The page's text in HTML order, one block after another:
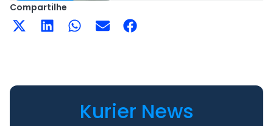
Compartilhe
Kurier News